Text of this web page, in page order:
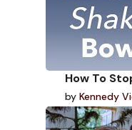
How To
by Kennedy